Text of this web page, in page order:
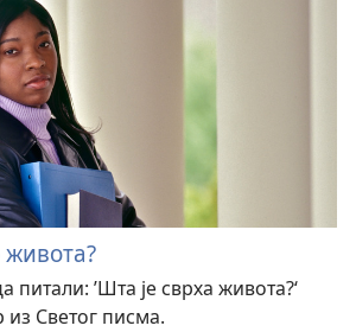
питали: ’Шта је сврха живота?‘
из Светог писма.